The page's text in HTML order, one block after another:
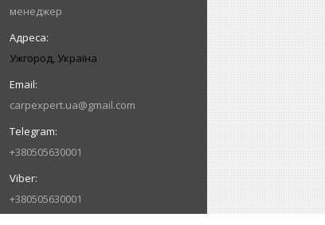
менеджер
Ужгород, Україна
carpexpert.ua@gmail.com
+380505630001
+380505630001